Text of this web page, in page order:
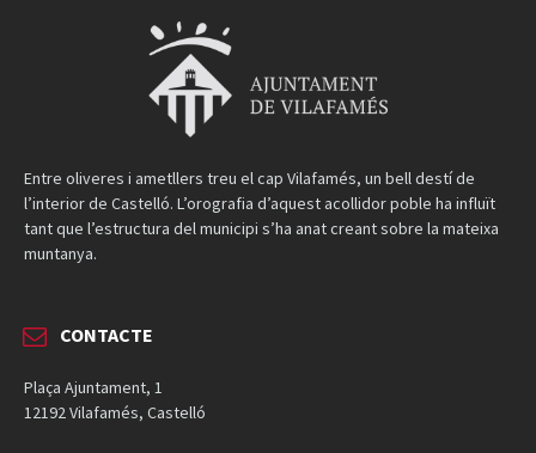
Entre oliveres i ametllers treu el cap Vilafamés, un bell destí de
l’interior de Castelló. L’orografia d’aquest acollidor poble ha influït
tant que l’estructura del municipi s’ha anat creant sobre la mateixa
muntanya.
CONTACTE
Plaça Ajuntament, 1
12192 Vilafamés, Castelló